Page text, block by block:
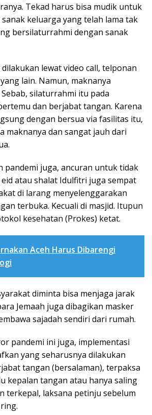
Tekad harus bisa mudik untuk
keluarga yang telah lama tak
bersilaturrahmi dengan sanak
lewat video call, telponan
lain. Namun, maknanya
silaturrahmi itu pada
dan berjabat tangan. Karena
dengan bersua via fasilitas itu,
maknanya dan sangat jauh dari
pandemi juga, ancuran untuk tidak
atau shalat Idulfitri juga sempat
di larang menyelenggarakan
terbuka. Kecuali di masjid. Itupun
kesehatan (Prokes) ketat.
Aceh Harus Dibarengi
diminta bisa menjaga jarak
Jemaah juga dibagikan masker
sajadah sendiri dari rumah.
pandemi ini juga, implementasi
yang seharusnya dilakukan
tangan (bersalaman), terpaksa
kepalan tangan atau hanya saling
terkepal, laksana petinju sebelum